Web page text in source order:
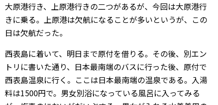
大原港行き、上原港行きの二つがあるが、今回は大原港行
きに乗る。上原港は欠航になることが多いというが、この
日は欠航だった。
西表島に着いて、明日まで原付を借りる。その後、別エン
トリに書いた通り、日本最南端のバスに行った後、原付で
西表島温泉に行く。ここは日本最南端の温泉である。入湯
料は1500円で。男女別浴になっている風呂に入ってみる